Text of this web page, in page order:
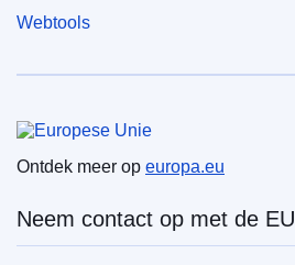
Webtools
Ontdek meer op europa.eu
Neem contact op met de EU